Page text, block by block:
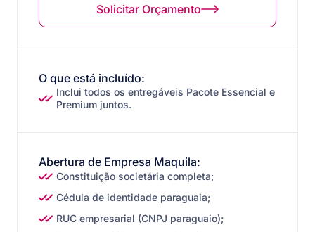
Exporta ou vende para o Brasil
Fatura acima de USD 100k/ano
Solicitar Orçamento
O que está incluído:
Inclui todos os entregáveis Pacote Essencial e
Premium juntos.
Abertura de Empresa Maquila:
Constituição societária completa;
Cédula de identidade paraguaia;
RUC empresarial (CNPJ paraguaio);